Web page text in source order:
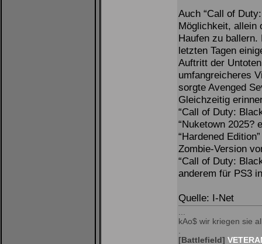
Auch “Call of
Möglichkeit, allein
Haufen zu
letzten Tagen
Auftritt der
umfangreicheres
sorgte Avenged
Gleichzeitig
“Call of Duty:
“Nuketown 2025?
“Hardened
Zombie-Version
“Call of Duty:
anderem für PS3
Quelle: I-Net
kAo$ wir kriegen sie
[Battlefield]